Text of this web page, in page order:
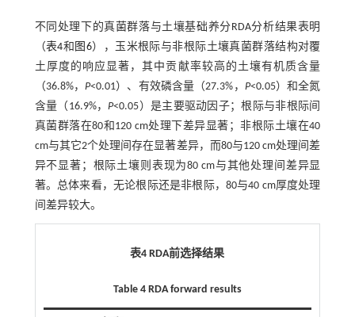
不同处理下的真菌群落与土壤基础养分RDA分析结果表明
（表4和 图6），玉米根际与非根际土壤真菌群落结构对覆
土厚度的响应显著，其中贡献率较高的土壤有机质含量
（36.8%，P<0.01）、有效磷含量（27.3%， P<0.05）和全氮
含量（16.9%，P<0.05）是主要驱动因子；根际与非根际间
真菌群落在80和120 cm处理下差异显著；非根际土壤在40
cm与其它2个处理间存在显著差异，而80与120 cm处理间差
异不显著；根际土壤则表现为80 cm与其他处理间差异显
著。总体来看，无论根际还是非根际，80与40 cm厚度处理
间差异较大。
表4 RDA前选择结果
Table 4 RDA forward results